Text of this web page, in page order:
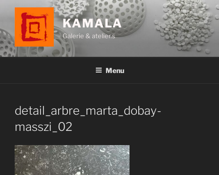
Aller
contenu
principal
KAMALA
Galerie & atelier.s
Menu
detail_arbre_marta_dobay-
masszi_02